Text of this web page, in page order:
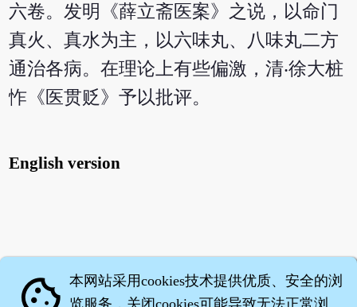
六卷。发明《薛立斋医案》之说，以命门
真火、真水为主，以六味丸、八味丸二方
通治各病。在理论上有些偏激，清‧徐大桩
怍《医贯贬》予以批评。
English version
cookie 本网站采用cookies技术提供优质、安全的浏
览服务，关闭cookies可能导致无法正常浏